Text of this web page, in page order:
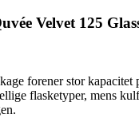
Velvet 125
forener stor
flasketyper, mens